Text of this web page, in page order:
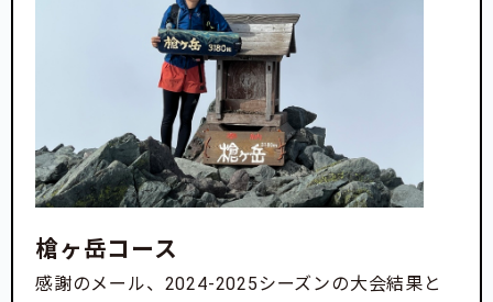
槍ヶ岳コース
感謝のメール、2024-2025シーズンの大会結果と